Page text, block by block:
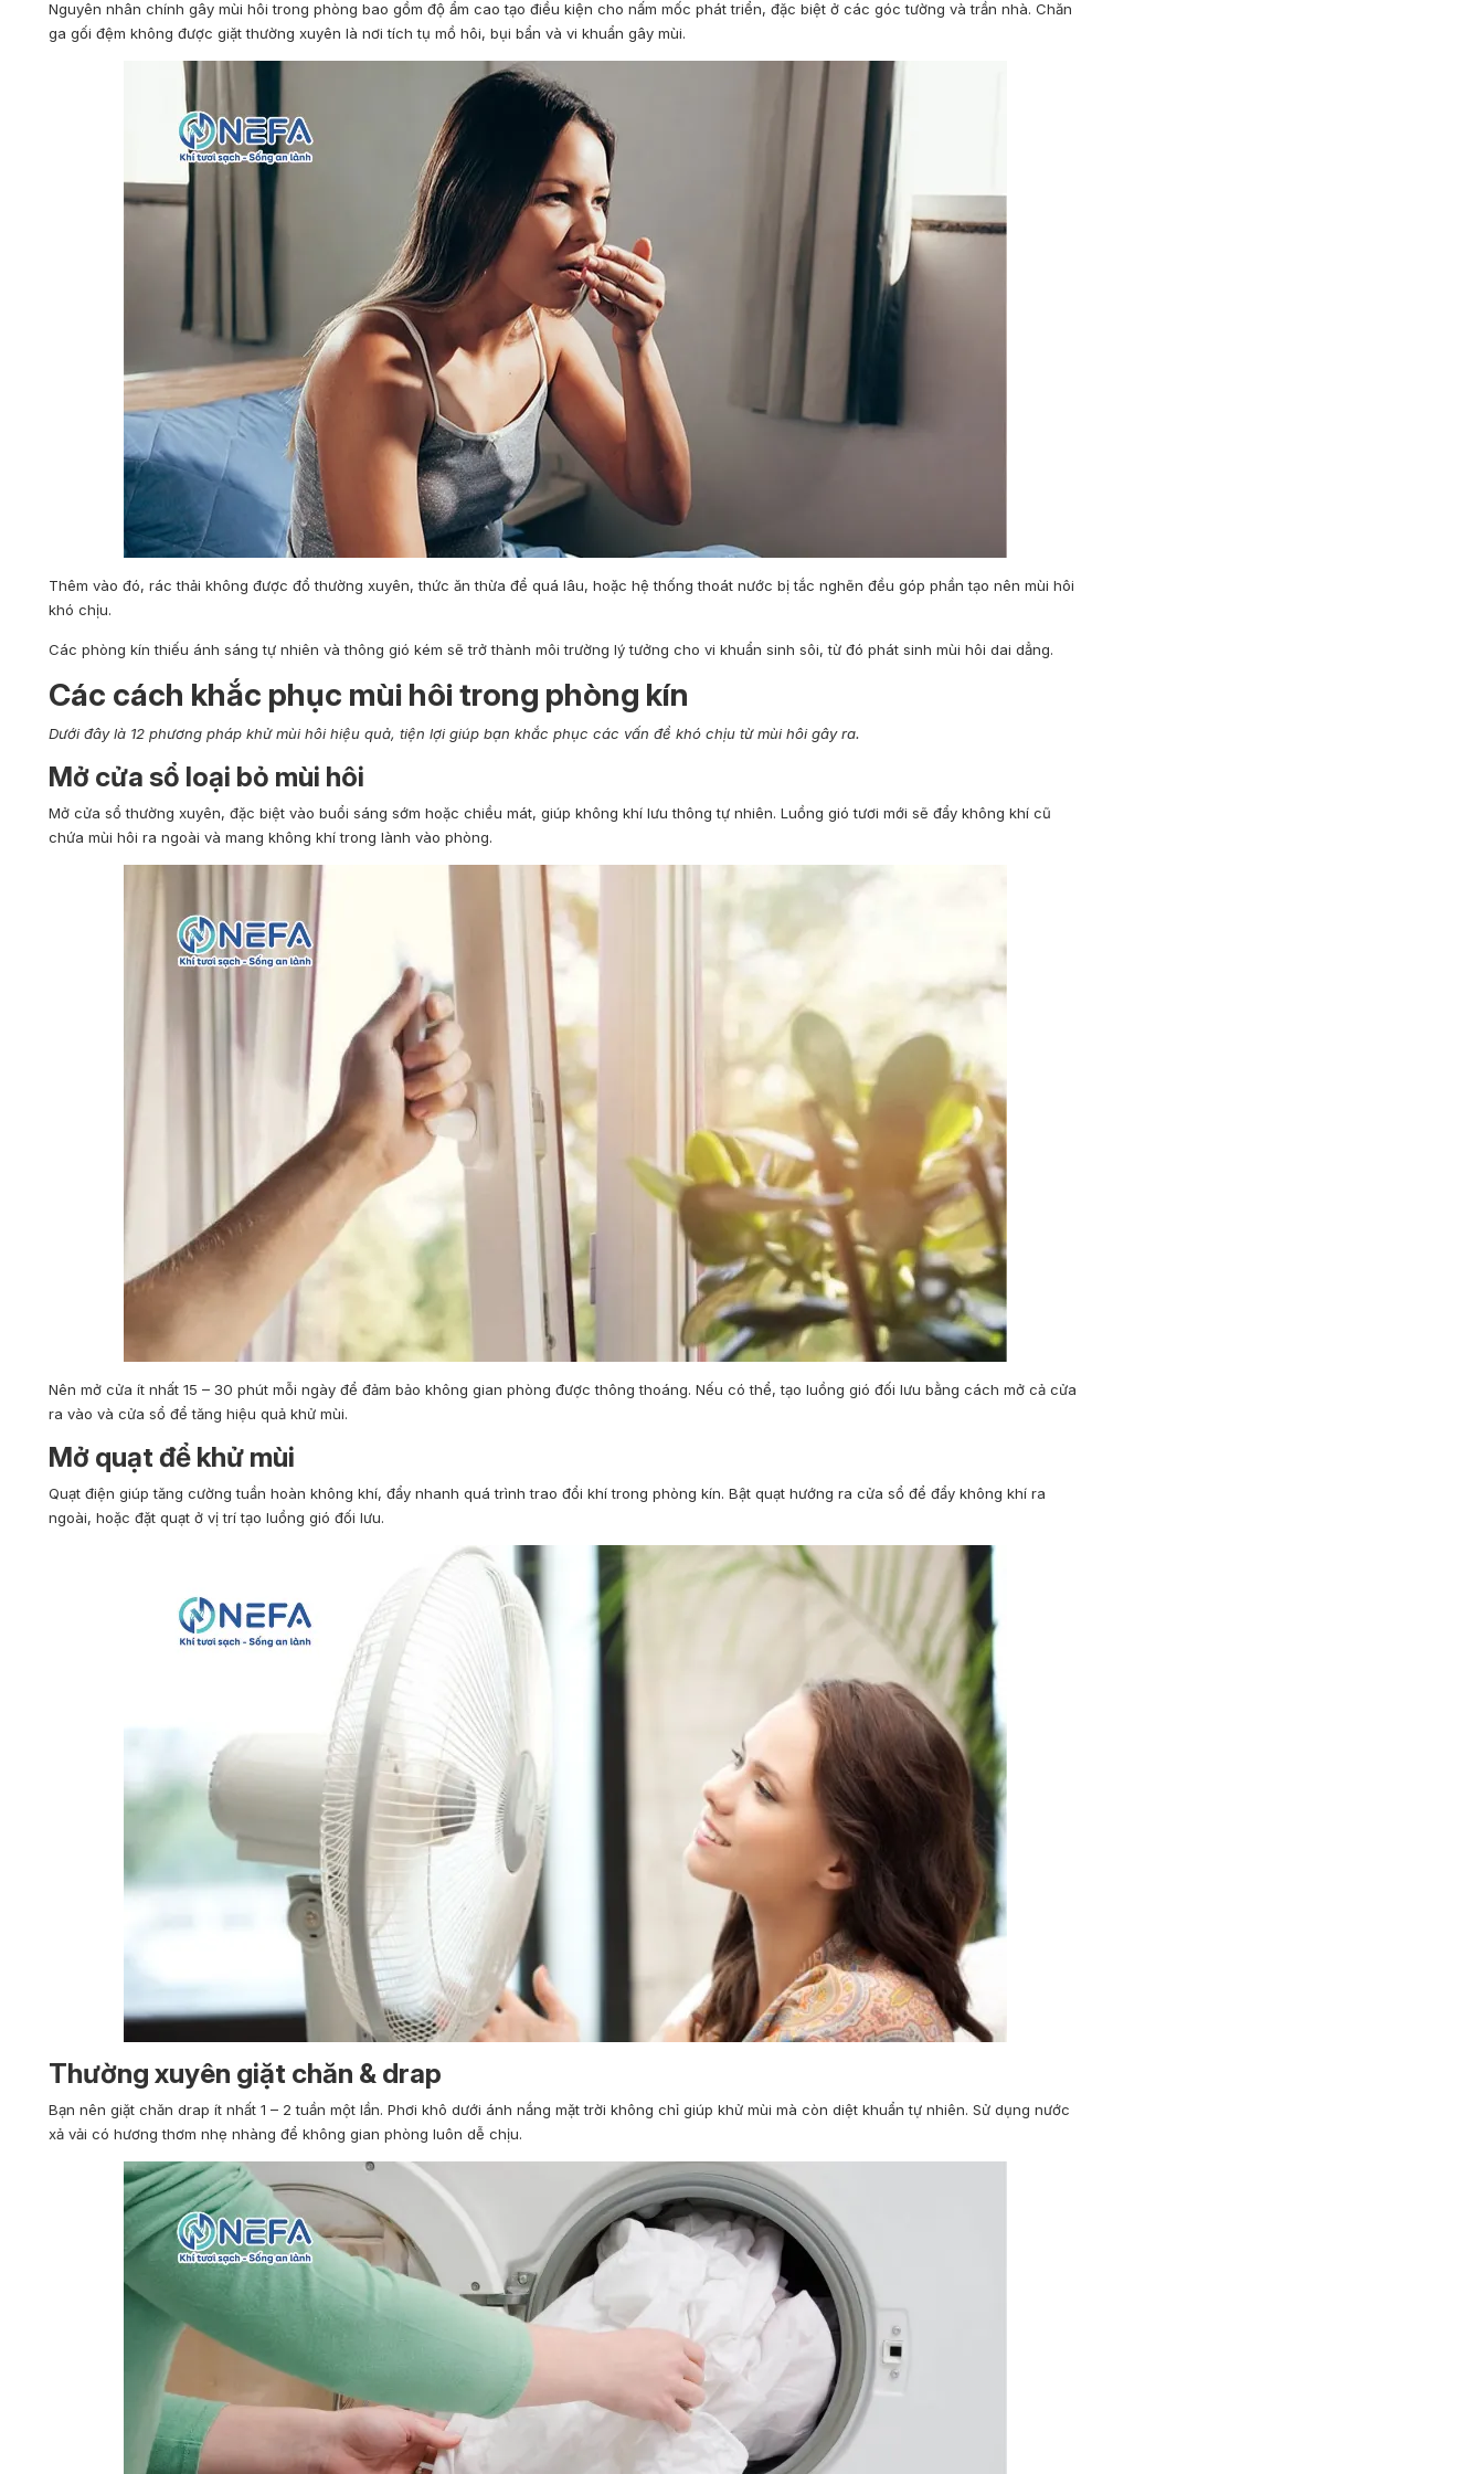
Nguyên nhân chính gây mùi hôi trong phòng bao gồm độ ẩm cao tạo điều kiện cho nấm mốc phát triển, đặc biệt ở các góc tường và trần nhà. Chăn
ga gối đệm không được giặt thường xuyên là nơi tích tụ mồ hôi, bụi bẩn và vi khuẩn gây mùi.
Thêm vào đó, rác thải không được đổ thường xuyên, thức ăn thừa để quá lâu, hoặc hệ thống thoát nước bị tắc nghẽn đều góp phần tạo nên mùi hôi
khó chịu.
Các phòng kín thiếu ánh sáng tự nhiên và thông gió kém sẽ trở thành môi trường lý tưởng cho vi khuẩn sinh sôi, từ đó phát sinh mùi hôi dai dẳng.
Các cách khắc phục mùi hôi trong phòng kín
Dưới đây là 12 phương pháp khử mùi hôi hiệu quả, tiện lợi giúp bạn khắc phục các vấn đề khó chịu từ mùi hôi gây ra.
Mở cửa sổ loại bỏ mùi hôi
Mở cửa sổ thường xuyên, đặc biệt vào buổi sáng sớm hoặc chiều mát, giúp không khí lưu thông tự nhiên. Luồng gió tươi mới sẽ đẩy không khí cũ
chứa mùi hôi ra ngoài và mang không khí trong lành vào phòng.
Nên mở cửa ít nhất 15 – 30 phút mỗi ngày để đảm bảo không gian phòng được thông thoáng. Nếu có thể, tạo luồng gió đối lưu bằng cách mở cả cửa
ra vào và cửa sổ để tăng hiệu quả khử mùi.
Mở quạt để khử mùi
Quạt điện giúp tăng cường tuần hoàn không khí, đẩy nhanh quá trình trao đổi khí trong phòng kín. Bật quạt hướng ra cửa sổ để đẩy không khí ra
ngoài, hoặc đặt quạt ở vị trí tạo luồng gió đối lưu.
Thường xuyên giặt chăn & drap
Bạn nên giặt chăn drap ít nhất 1 – 2 tuần một lần. Phơi khô dưới ánh nắng mặt trời không chỉ giúp khử mùi mà còn diệt khuẩn tự nhiên. Sử dụng nước
xả vải có hương thơm nhẹ nhàng để không gian phòng luôn dễ chịu.